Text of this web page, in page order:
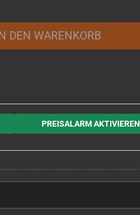
DEN WARENKORB
PREISALARM AKTIVIEREN